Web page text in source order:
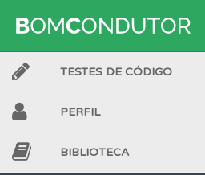
TESTES DE CÓDIGO
PERFIL
BIBLIOTECA